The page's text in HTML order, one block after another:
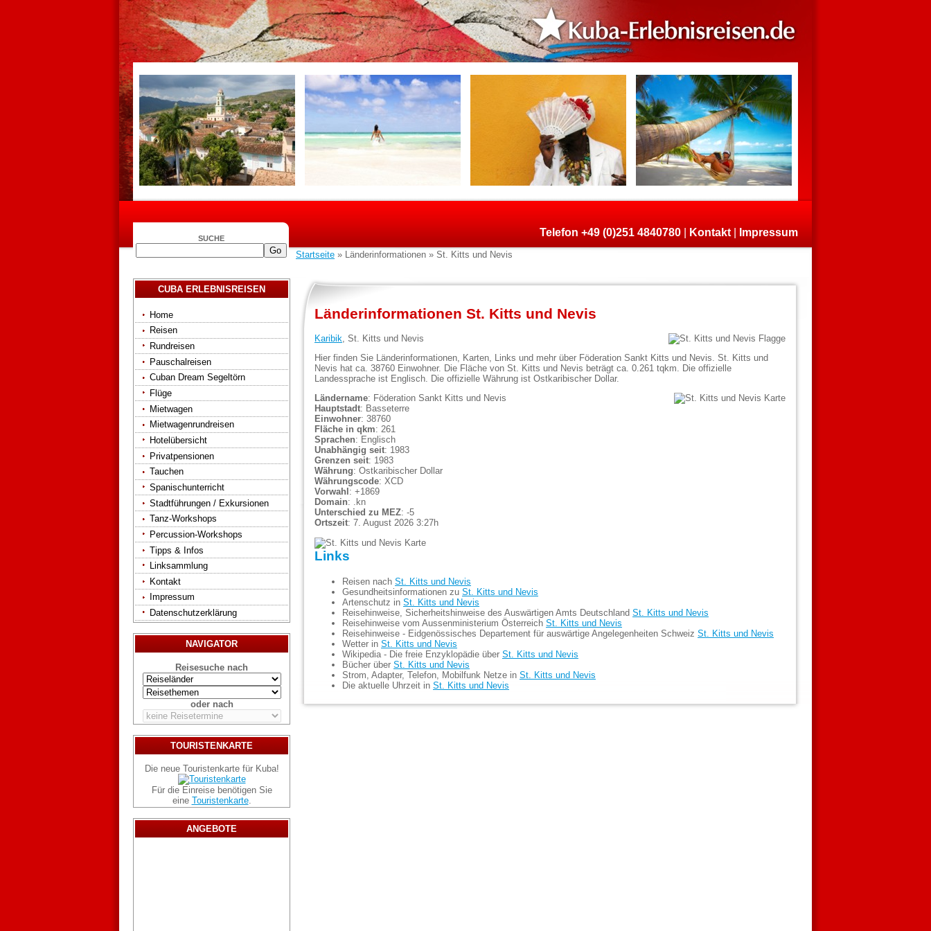
SUCHE Telefon +49 (0)251 4840780 Kontakt Impressum
Startseite » Länderinformationen » St. Kitts und Nevis
CUBA ERLEBNISREISEN
Home
Reisen
Rundreisen
Pauschalreisen
Cuban Dream Segeltörn
Flüge
Mietwagen
Mietwagenrundreisen
Hotelübersicht
Privatpensionen
Tauchen
Spanischunterricht
Stadtführungen / Exkursionen
Tanz-Workshops
Percussion-Workshops
Tipps & Infos
Linksammlung
Kontakt
Impressum
Datenschutzerklärung
NAVIGATOR
Reisesuche nach
oder nach
TOURISTENKARTE
Die neue Touristenkarte für Kuba!
Für die Einreise benötigen Sie
eine Touristenkarte.
ANGEBOTE
Länderinformationen St. Kitts und Nevis
Karibik , St. Kitts und Nevis
Hier finden Sie Länderinformationen, Karten, Links und mehr über Föderation Sankt Kitts und Nevis. St. Kitts und
Nevis hat ca. 38760 Einwohner. Die Fläche von St. Kitts und Nevis beträgt ca. 0.261 tqkm. Die offizielle
Landessprache ist Englisch. Die offizielle Währung ist Ostkaribischer Dollar.
Ländername: Föderation Sankt Kitts und Nevis
Hauptstadt: Basseterre
Einwohner: 38760
Fläche in qkm: 261
Sprachen: Englisch
Unabhängig seit: 1983
Grenzen seit: 1983
Währung: Ostkaribischer Dollar
Währungscode: XCD
Vorwahl : +1869
Domain: .kn
Unterschied zu MEZ: -5
Ortszeit: 7. August 2026 3:27h
Links
Reisen nach St. Kitts und Nevis
Gesundheitsinformationen zu St. Kitts und Nevis
Artenschutz in St. Kitts und Nevis
Reisehinweise, Sicherheitshinweise des Auswärtigen Amts Deutschland St. Kitts und Nevis
Reisehinweise vom Aussenministerium Österreich St. Kitts und Nevis
Reisehinweise - Eidgenössisches Departement für auswärtige Angelegenheiten Schweiz St. Kitts und Nevis
Wetter in St. Kitts und Nevis
Wikipedia - Die freie Enzyklopädie über St. Kitts und Nevis
Bücher über St. Kitts und Nevis
Strom, Adapter, Telefon, Mobilfunk Netze in St. Kitts und Nevis
Die aktuelle Uhrzeit in St. Kitts und Nevis